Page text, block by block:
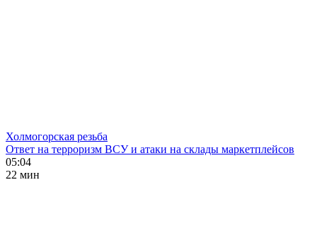
Холмогорская резьба
Ответ на терроризм ВСУ и атаки на склады маркетплейсов
05:04
22 мин